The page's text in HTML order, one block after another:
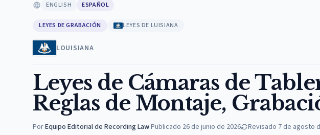
ENGLISH ESPAÑOL
LEYES DE GRABACIÓN LEYES DE LUISIANA
LOUISIANA
Leyes de Cámaras de
Reglas de Montaje,
PorEquipo Editorial de Recording Law·Publicado 26 de junio de 2026 Revisado 7 de agosto